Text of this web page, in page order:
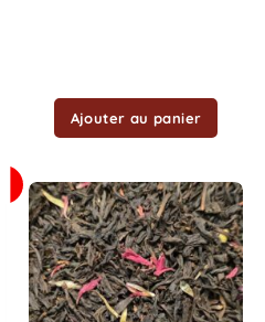
Ajouter au panier